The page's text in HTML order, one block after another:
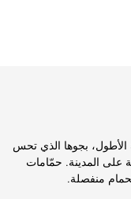
الأطول، بجوها الذي تحس
على المدينة. حمّامات
منفصلة.